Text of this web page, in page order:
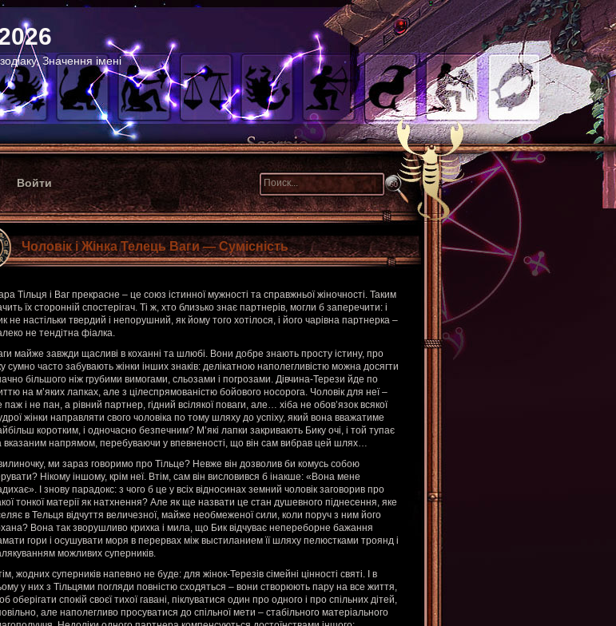
Значення імені
Войти
Чоловік і Жінка Телець Ваги — Сумісність
Тільця і Ваг прекрасне – це союз істинної мужності та справжньої жіночності. Таким
їх сторонній спостерігач. Ті ж, хто близько знає партнерів, могли б заперечити: і
не настільки твердий і непорушний, як йому того хотілося, і його чарівна партнерка –
не тендітна фіалка.
майже завжди щасливі в коханні та шлюбі. Вони добре знають просту істину, про
сумно часто забувають жінки інших знаків: делікатною наполегливістю можна досягти
більшого ніж грубими вимогами, сльозами і погрозами. Дівчина-Терези йде по
на м’яких лапках, але з цілеспрямованістю бойового носорога. Чоловік для неї –
паж і не пан, а рівний партнер, гідний всілякої поваги, але… хіба не обов’язок всякої
жінки направляти свого чоловіка по тому шляху до успіху, який вона вважатиме
коротким, і одночасно безпечним? М’які лапки закривають Бику очі, і той тупає
вказаним напрямом, перебуваючи у впевненості, що він сам вибрав цей шлях…
ми зараз говоримо про Тільце? Невже він дозволив би комусь собою
Нікому іншому, крім неї. Втім, сам він висловився б інакше: «Вона мене
І знову парадокс: з чого б це у всіх відносинах земний чоловік заговорив про
тонкої матерії як натхнення? Але як ще назвати це стан душевного піднесення, яке
в Тельця відчуття величезної, майже необмеженої сили, коли поруч з ним його
Вона так зворушливо крихка і мила, що Бик відчуває непереборне бажання
гори і осушувати моря в перервах між выстиланием її шляху пелюстками троянд і
можливих суперників.
жодних суперників напевно не буде: для жінок-Терезів сімейні цінності святі. І в
у них з Тільцями погляди повністю сходяться – вони створюють пару на все життя,
оберігати спокій своєї тихої гавані, піклуватися один про одного і про спільних дітей,
але наполегливо просуватися до спільної мети – стабільного матеріального